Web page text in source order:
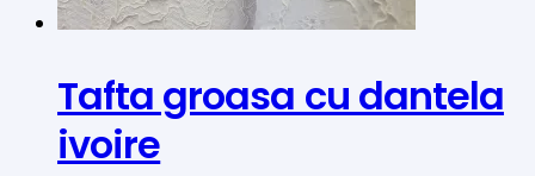
Tafta groasa cu dantela
ivoire